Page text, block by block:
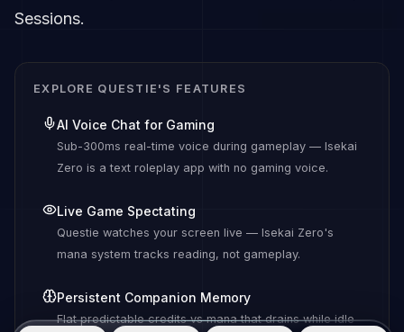
Sessions.
EXPLORE QUESTIE'S FEATURES
AI Voice Chat for Gaming
Sub-300ms real-time voice during gameplay — Isekai
Zero is a text roleplay app with no gaming voice.
Live Game Spectating
Questie watches your screen live — Isekai Zero's
mana system tracks reading, not gameplay.
Persistent Companion Memory
Flat predictable credits vs mana that drains while idle